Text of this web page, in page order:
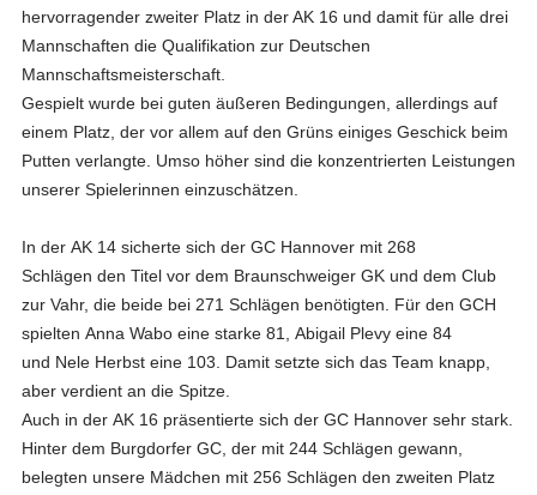
hervorragender zweiter Platz in der AK 16 und damit für alle drei
Mannschaften die Qualifikation zur Deutschen
Mannschaftsmeisterschaft.
Gespielt wurde bei guten äußeren Bedingungen, allerdings auf
einem Platz, der vor allem auf den Grüns einiges Geschick beim
Putten verlangte. Umso höher sind die konzentrierten Leistungen
unserer Spielerinnen einzuschätzen.
In der AK 14sicherte sich der GC Hannover mit 268
Schlägen den Titel vor dem Braunschweiger GK und dem Club
zur Vahr, die beide bei 271 Schlägen benötigten. Für den GCH
spielten Anna Waboeine starke 81, Abigail Plevyeine 84
und Nele Herbsteine 103. Damit setzte sich das Team knapp,
aber verdient an die Spitze.
Auch in der AK 16 präsentierte sich der GC Hannover sehr stark.
Hinter dem Burgdorfer GC, der mit 244 Schlägen gewann,
belegten unsere Mädchen mit 256 Schlägen den zweiten Platz